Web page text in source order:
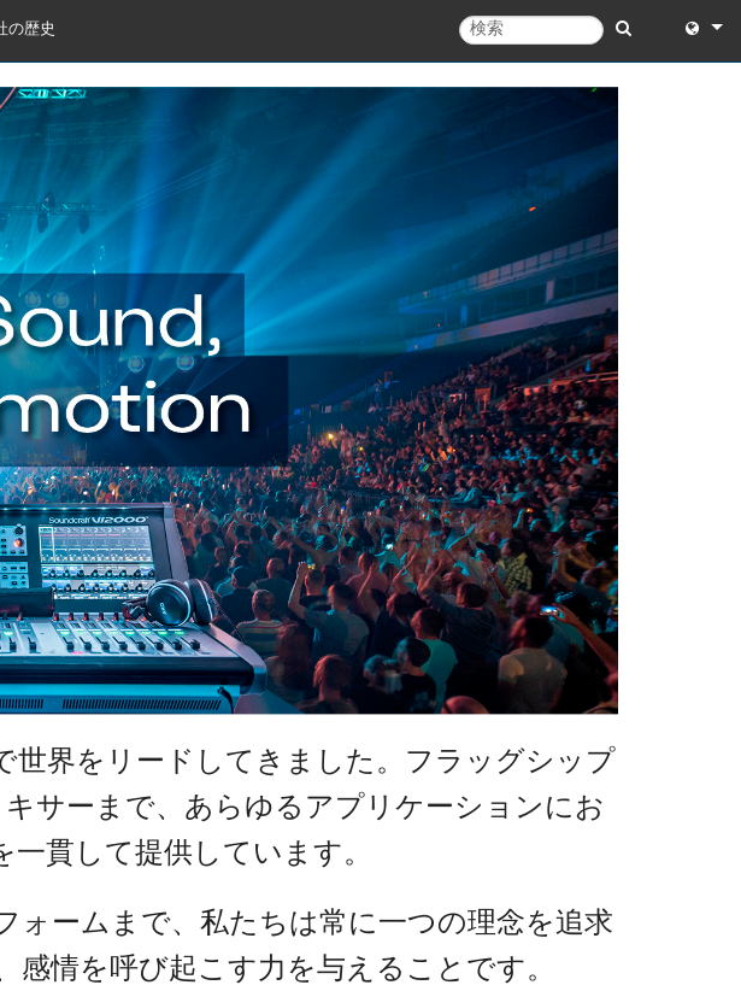
ー
ィター
モ（電話）
モ（タブレット）
ソフトウェアデモ(電話)
ソフトウェアデモ(タブレット)
の歴史
世界をリードしてきました。フラッグシップ
サーまで、あらゆるアプリケーションにお
貫して提供しています。
ォームまで、私たちは常に一つの理念を追求
情を呼び起こす力を与えることです。